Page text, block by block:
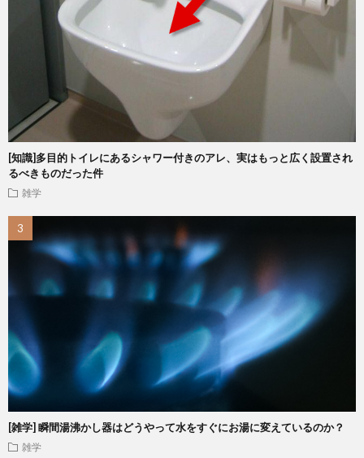
[知識]多目的トイレにあるシャワー付きのアレ、実はもっと広く設置され
るべきものだった件
雑学
[雑学] 瞬間湯沸かし器はどうやって水をすぐにお湯に変えているのか？
雑学